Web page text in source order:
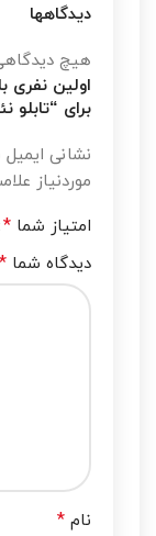
دیدگاهها
هیچ
اولین نفری
برای “تابلو
نشانی
موردنیاز
امتیاز شما *
دیدگاه شما *
نام *